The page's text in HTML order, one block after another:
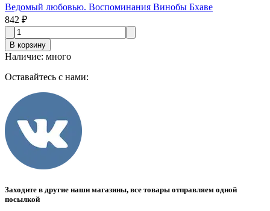
Ведомый любовью. Воспоминания Винобы Бхаве
842 ₽
В корзину
Наличие: много
Оставайтесь с нами:
Заходите в другие наши магазины, все товары отправляем одной
посылкой